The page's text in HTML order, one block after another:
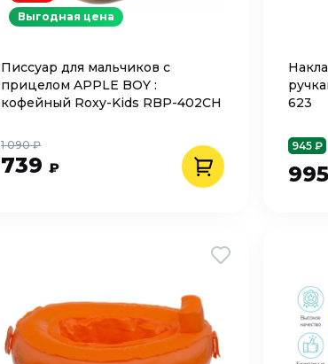
Писсуар для мальчиков с
прицелом APPLE BOY :
кофейный Roxy-Kids RBP-402CH
739 ₽
1 090 ₽
Выгодная цена
623
945 ₽
995